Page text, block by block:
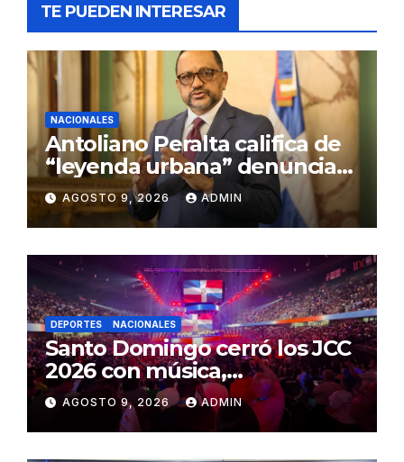
TE PUEDEN INTERESAR
NACIONALES
Antoliano Peralta califica de
“leyenda urbana” denuncias
de presiones a jueces de la
SCJ
AGOSTO 9, 2026 ADMIN
DEPORTES NACIONALES
Santo Domingo cerró los JCC
2026 con música,
reconocimientos y alegría
AGOSTO 9, 2026 ADMIN